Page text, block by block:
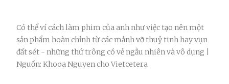
Có thể ví cách làm phim của anh như việc tạo nên một
sản phẩm hoàn chỉnh từ các mảnh vỡ thuỷ tinh hay vụn
đất sét - những thứ trông có vẻ ngẫu nhiên và vô dụng |
Nguồn: Khooa Nguyen cho Vietcetera